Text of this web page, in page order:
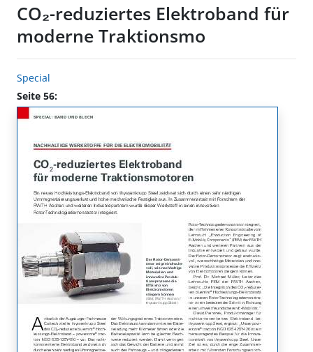
CO₂-reduziertes Elektroband für
moderne Traktionsmo
Special
Seite 56: